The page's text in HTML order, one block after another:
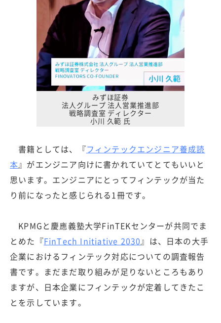
みずほ証券
法人グループ 法人営業推進部
戦略調査室 ディレクター
小川 久範 氏
書籍としては、『フィンテックエンジニア養成読
本』がエンジニア向けに書かれていてとてもいいと
思います。エンジニアにとってフィンテックが当た
り前になったと感じられる1冊です。
KPMGと慶應義塾大学FinTEKセンターが共同でま
とめた『FinTech Initiative 2030』は、日本の大手
企業におけるフィンテック対応についての調査報告
書です。まだまだ取り組みが足りないところもあり
ますが、日本企業にフィンテックが定着してきたこ
とを示しています。